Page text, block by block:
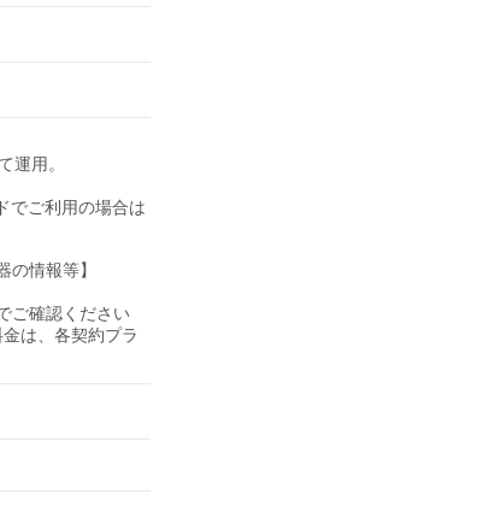
運用。
でご利用の場合は
情報等】
ご確認ください
は、各契約プラ